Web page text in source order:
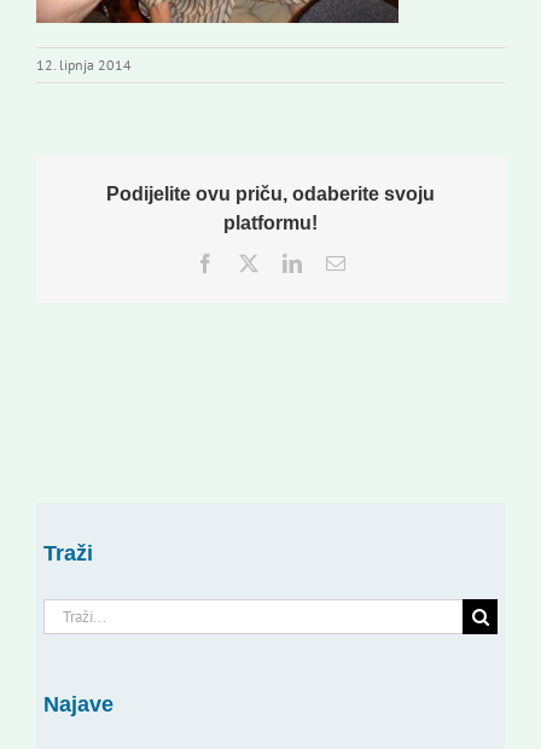
12. lipnja 2014
Podijelite ovu priču, odaberite svoju
platformu!
Facebook
TwitterLinkedInEmail:
Traži
Traži...
Najave